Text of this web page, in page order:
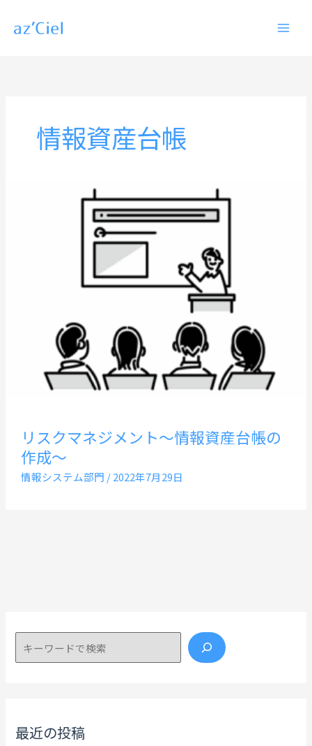
情報資産台帳
リスクマネジメント～情報資産台帳の
作成～
情報システム部門 /2022年7月29日
検索
最近の投稿